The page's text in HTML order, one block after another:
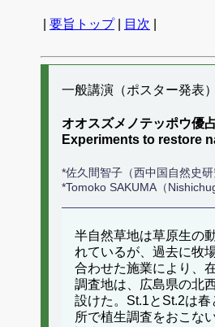
要旨トップ| 目次
一般講演（ポスター発表
オオスズメノテッポウ優
Experiments to restore
*佐久間智子（西中国自然史
*Tomoko SAKUMA（
半自然草地は草原生の
れているが、過去に牧
合わせた施業により、
調査地は、広島県の北
設けた。St.1とSt.2は
所で植生調査をおこな